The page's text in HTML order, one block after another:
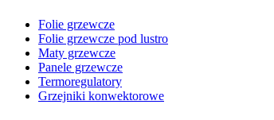
Folie grzewcze
Folie grzewcze pod lustro
Maty grzewcze
Panele grzewcze
Termoregulatory
Grzejniki konwektorowe